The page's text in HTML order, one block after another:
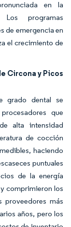
en la
programas
de emergencia en
el crecimiento de
Circona y Picos
grado dental se
que
alta intensidad
de cocción
haciendo
puntuales
de la energía
comprimieron los
proveedores más
años, pero los